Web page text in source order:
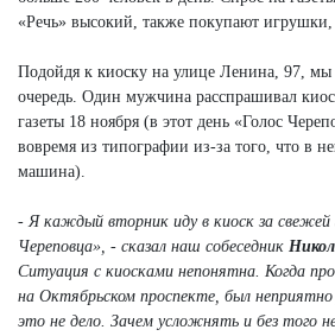
«Речь» высокий, также покупают игрушки,
Подойдя к киоску на улице Ленина, 97,
очередь. Один мужчина расспрашивал
газеты 18 ноября (в этот день «Голос
вовремя из типографии из-за того, что в
машина).
- Я каждый вторник иду в киоск за свежей
Череповца», - сказал наш собеседник
Ситуация с киосками непонятна. Когда
на Октябрьском проспекте, был
это не дело. Зачем усложнять и без того